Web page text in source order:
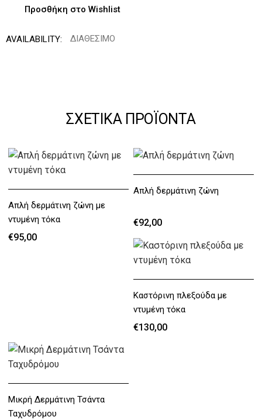
Προσθήκη στο Wishlist
AVAILABILITY: ΔΙΑΘΕΣΙΜΟ
ΣΧΕΤΙΚΑ ΠΡΟΪΟΝΤΑ
Απλή δερμάτινη ζώνη με
ντυμένη τόκα
€95,00
Απλή δερμάτινη ζώνη
€92,00
€92,00
Καστόρινη πλεξούδα με
ντυμένη τόκα
€130,00
Μικρή Δερμάτινη Τσάντα
Ταχυδρόμου